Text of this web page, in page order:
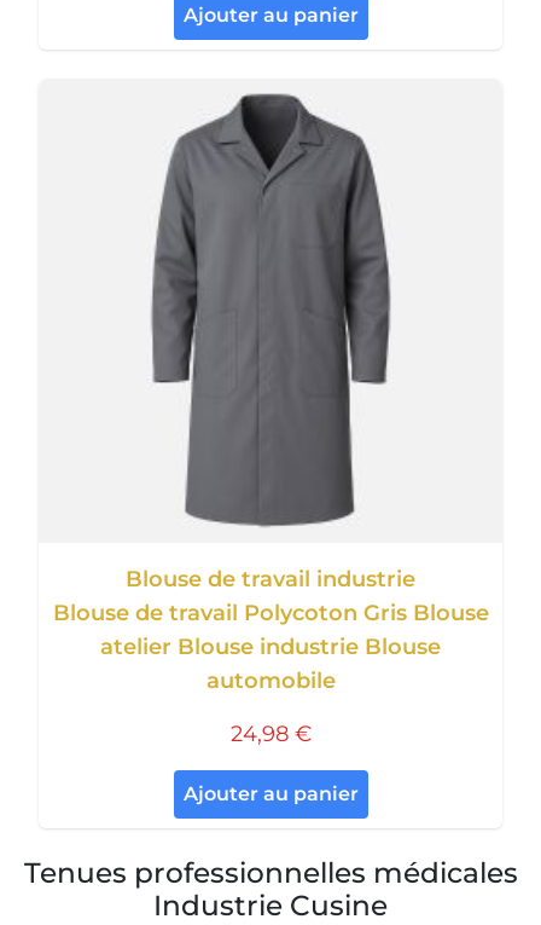
Ajouter au panier
Blouse de travail industrie
Blouse de travail Polycoton Gris Blouse
atelier Blouse industrie Blouse
automobile
24,98 €
Ajouter au panier
Tenues professionnelles médicales
Industrie Cusine